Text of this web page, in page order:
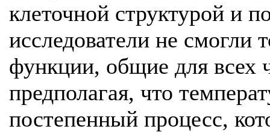
клеточной структурой и
исследователи не смогли
функции, общие для всех
предполагая, что
постепенный процесс,